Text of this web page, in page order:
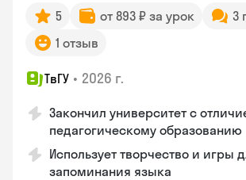
5 от 893 ₽ за урок
3
1 отзыв
ТвГУ • 2026 г.
Закончил университет с
педагогическому образованию
Использует творчество и игры
запоминания языка